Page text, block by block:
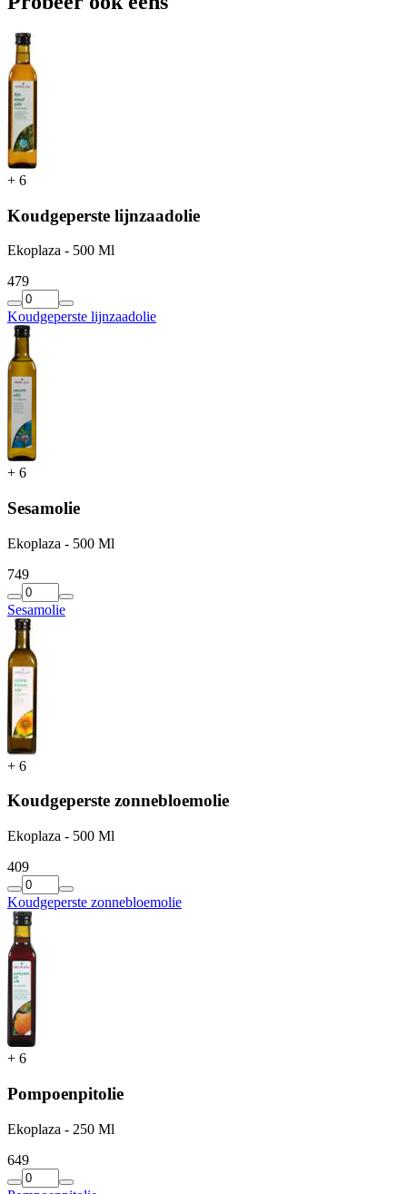
+ 6
Koudgeperste lijnzaadolie
Ekoplaza - 500 Ml
479
Koudgeperste lijnzaadolie
+ 6
Sesamolie
Ekoplaza - 500 Ml
749
Sesamolie
+ 6
Koudgeperste zonnebloemolie
Ekoplaza - 500 Ml
409
Koudgeperste zonnebloemolie
+ 6
Pompoenpitolie
Ekoplaza - 250 Ml
649